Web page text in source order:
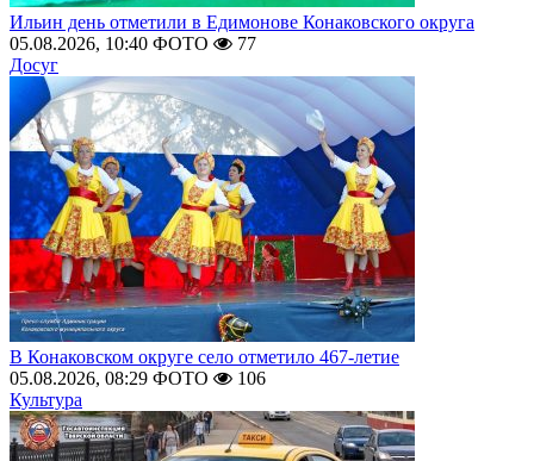
Ильин день отметили в Едимонове Конаковского округа
05.08.2026, 10:40 ФОТО
77
Досуг
В Конаковском округе село отметило 467-летие
05.08.2026, 08:29 ФОТО
106
Культура